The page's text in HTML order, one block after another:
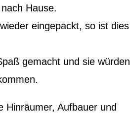
Hause.
eingepackt, so ist dies
gemacht und sie würden
Hinräumer, Aufbauer und